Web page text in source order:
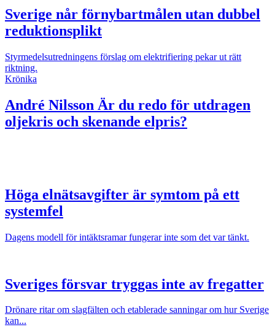
Sverige når förnybartmålen utan dubbel
reduktionsplikt
Styrmedelsutredningens förslag om elektrifiering pekar ut rätt
riktning.
Krönika
André Nilsson Är du redo för utdragen
oljekris och skenande elpris?
Höga elnätsavgifter är symtom på ett
systemfel
Dagens modell för intäktsramar fungerar inte som det var tänkt.
Sveriges försvar tryggas inte av fregatter
Drönare ritar om slagfälten och etablerade sanningar om hur Sverige
kan...